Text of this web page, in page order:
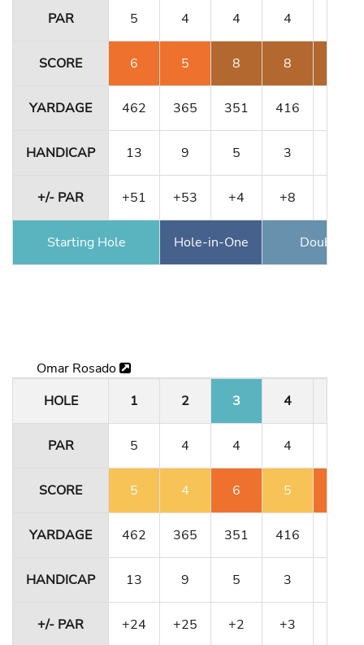
PAR 5 4 4 4
SCORE 6 5 8 8
YARDAGE 462 365 351 416
HANDICAP 13 9 5 3
+/- PAR +51 +53 +4 +8
Starting Hole Hole-in-One Double
Omar Rosado
HOLE
1 2 3 4
PAR 5 4 4 4
SCORE 5 4 6 5
YARDAGE 462 365 351 416
HANDICAP 13 9 5 3
+/- PAR +24 +25 +2 +3